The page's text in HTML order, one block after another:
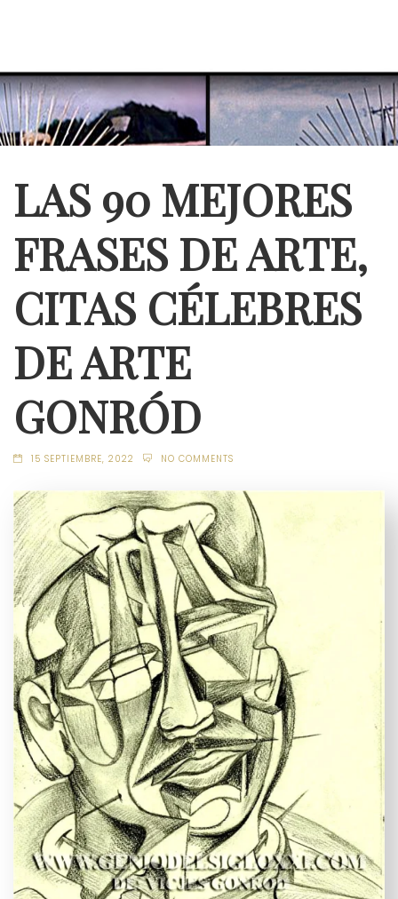
LAS 90 MEJORES
FRASES DE ARTE,
CITAS CÉLEBRES
DE ARTE
GONRÓD
15 SEPTIEMBRE, 2022 NO COMMENTS